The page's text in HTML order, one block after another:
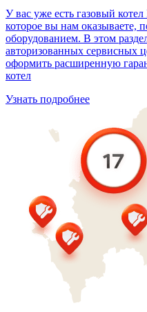
У вас уже есть газовый
которое вы нам оказываете,
оборудованием. В этом
авторизованных сервисных
оформить расширенную
котел
Узнать подробнее